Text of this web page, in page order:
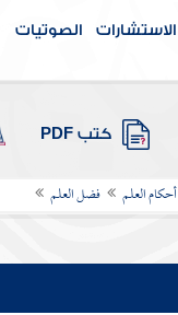
الاستشارات الصوتيات
كتب PDF
أحكام العلم فضل العلم